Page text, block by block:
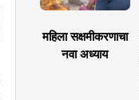
महिला सक्षमीकरणाचा
नवा अध्याय